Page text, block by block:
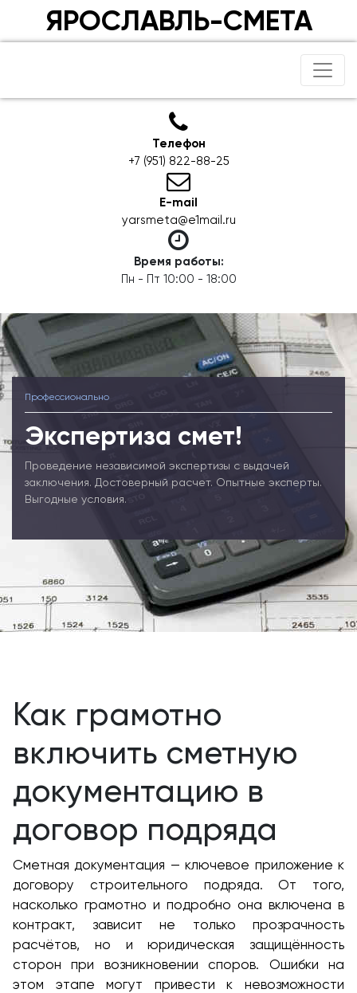
ЯРОСЛАВЛЬ-СМЕТА
Телефон
+7 (951) 822-88-25
E-mail
yarsmeta@e1mail.ru
Время работы:
Пн - Пт 10:00 - 18:00
Профессионально
Экспертиза смет!
Проведение независимой экспертизы с выдачей
заключения. Достоверный расчет. Опытные эксперты.
Выгодные условия.
Как грамотно
включить сметную
документацию в
договор подряда
Сметная документация — ключевое приложение к
договору строительного подряда. От того,
насколько грамотно и подробно она включена в
контракт, зависит не только прозрачность
расчётов, но и юридическая защищённость
сторон при возникновении споров. Ошибки на
этом этапе могут привести к невозможности